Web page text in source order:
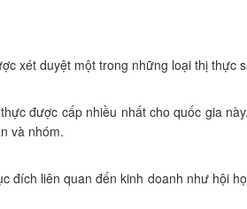
xét duyệt một trong những loại thị thực
được cấp nhiều nhất cho quốc gia
và nhóm.
đích liên quan đến kinh doanh như hội